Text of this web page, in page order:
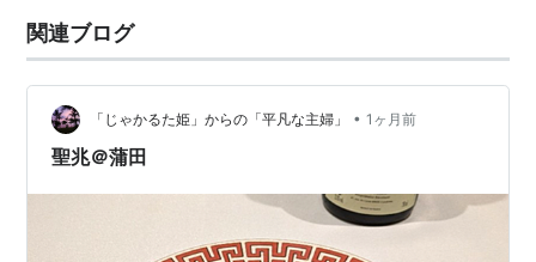
くスタイルです なので、食べかけも一緒に写っていてす
みません 「かし…
関連ブログ
「じゃかるた姫」からの「平凡な主婦」 • 1ヶ月前
聖兆＠蒲田